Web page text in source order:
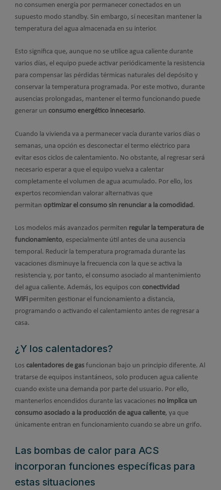
no consumen energía por permanecer conectados en un
supuesto modo standby. Sin embargo, sí necesitan mantener la
temperatura del agua almacenada en su interior.
Esto significa que, aunque no se utilice agua caliente durante
varios días, el equipo puede activar periódicamente la resistencia
para compensar las pérdidas térmicas naturales del depósito y
conservar la temperatura programada. Por este motivo, durante
ausencias prolongadas, mantener el termo funcionando puede
generar un consumo energético innecesario.
Cuando la vivienda va a permanecer vacía durante varios días o
semanas, una opción es desconectar el termo eléctrico para
evitar esos ciclos de calentamiento. No obstante, al regresar será
necesario esperar a que el equipo vuelva a calentar
completamente el volumen de agua acumulado. Por ello, los
expertos recomiendan valorar alternativas que
permitan optimizar el consumo sin renunciar a la comodidad .
Los modelos más avanzados permiten regular la temperatura de
funcionamiento, especialmente útil antes de una ausencia
temporal. Reducir la temperatura programada durante las
vacaciones disminuye la frecuencia con la que se activa la
resistencia y, por tanto, el consumo asociado al mantenimiento
del agua caliente. Además, los equipos con conectividad
WiFi permiten gestionar el funcionamiento a distancia,
programando o activando el calentamiento antes de regresar a
casa.
¿Y los calentadores?
Los calentadores de gas funcionan bajo un principio diferente. Al
tratarse de equipos instantáneos, solo producen agua caliente
cuando existe una demanda por parte del usuario. Por ello,
mantenerlos encendidos durante las vacaciones no implica un
consumo asociado a la producción de agua caliente, ya que
únicamente entran en funcionamiento cuando se abre un grifo.
Las bombas de calor para ACS
incorporan funciones específicas para
estas situaciones